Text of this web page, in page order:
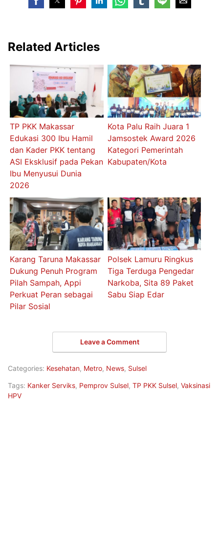
Related Articles
TP PKK Makassar
Edukasi 300 Ibu Hamil
dan Kader PKK tentang
ASI Eksklusif pada Pekan
Ibu Menyusui Dunia
2026
Kota Palu Raih Juara 1
Jamsostek Award 2026
Kategori Pemerintah
Kabupaten/Kota
Karang Taruna Makassar
Dukung Penuh Program
Pilah Sampah, Appi
Perkuat Peran sebagai
Pilar Sosial
Polsek Lamuru Ringkus
Tiga Terduga Pengedar
Narkoba, Sita 89 Paket
Sabu Siap Edar
Leave a Comment
Categories: Kesehatan, Metro, News, Sulsel
Tags: Kanker Serviks, Pemprov Sulsel, TP PKK Sulsel, Vaksinasi
HPV